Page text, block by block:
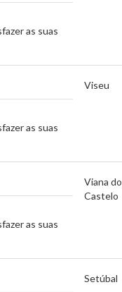
as suas
as suas
Viseu
as suas
Viana do
Castelo
Setúbal